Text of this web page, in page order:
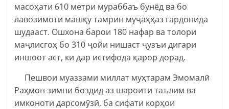
масоҳати 610 метри мураббаъ бунёд ва бо
лавозимоти машқу тамрин муҷаҳҳаз гардонида
шудааст. Ошхона барои 180 нафар ва толори
маҷлисгоҳ бо 310 ҷойи нишаст ҷузъи дигари
иншоот аст, ки дар истифода қарор дорад.
Пешвои муаззами миллат муҳтарам Эмомалӣ
Раҳмон зимни боздид аз шароити таълим ва
имконоти дарсомӯзӣ, ба сифати корҳои